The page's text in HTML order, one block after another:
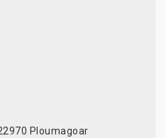
Ploumagoar